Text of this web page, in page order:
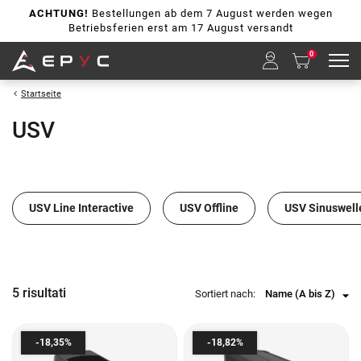
ACHTUNG! Bestellungen ab dem 7 August werden wegen
Betriebsferien erst am 17 August versandt
0
Startseite
USV
USV Line Interactive USV Offline USV
5 risultati Sortiert nach: Name (A bis Z) arrow_drop_down
-18,35% -18,82%